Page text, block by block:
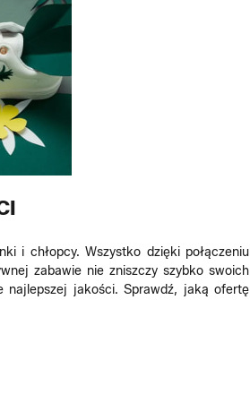
i chłopcy. Wszystko dzięki połączeniu
zabawie nie zniszczy szybko swoich
najlepszej jakości. Sprawdź, jaką ofertę